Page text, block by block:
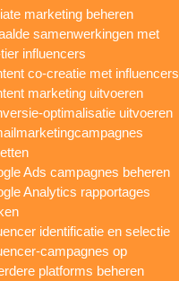
marketing beheren
samenwerkingen met
influencers
co-creatie met influencers
marketing uitvoeren
optimalisatie uitvoeren
Ads campagnes beheren
Analytics rapportages
identificatie en selectie
campagnes op
platforms beheren